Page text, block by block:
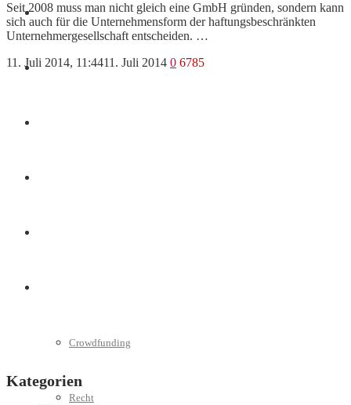
News
Finanzen
Crowdfunding
Recht
Seit 2008 muss man nicht gleich eine GmbH gründen, sondern kann
sich auch für die Unternehmensform der haftungsbeschränkten
Unternehmergesellschaft entscheiden. …
11. Juli 2014, 11:4411. Juli 2014 0 6785
Kategorien